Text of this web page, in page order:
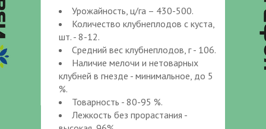
Урожайность, ц/га – 430-500.
Количество клубнеплодов с куста,
шт. - 8-12.
Средний вес клубнеплодов, г - 106.
Наличие мелочи и нетоварных
клубней в гнезде - минимальное, до 5
%.
Товарность - 80-95 %.
Лежкость без прорастания -